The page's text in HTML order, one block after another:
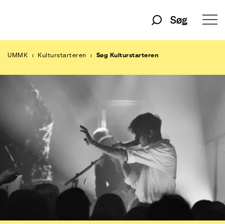
Søg
UMMK Kulturstarteren Søg Kulturstarteren